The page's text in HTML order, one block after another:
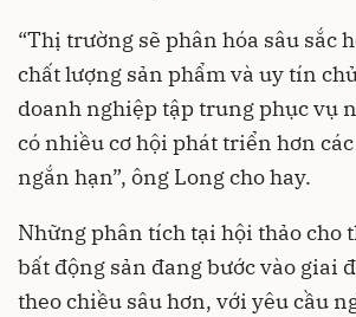
“Thị trường sẽ phân hóa sâu sắc
chất lượng sản phẩm và uy tín
doanh nghiệp tập trung phục vụ
có nhiều cơ hội phát triển hơn
ngắn hạn”, ông Long cho hay.
Những phân tích tại hội thảo cho
bất động sản đang bước vào giai
theo chiều sâu hơn, với yêu cầu